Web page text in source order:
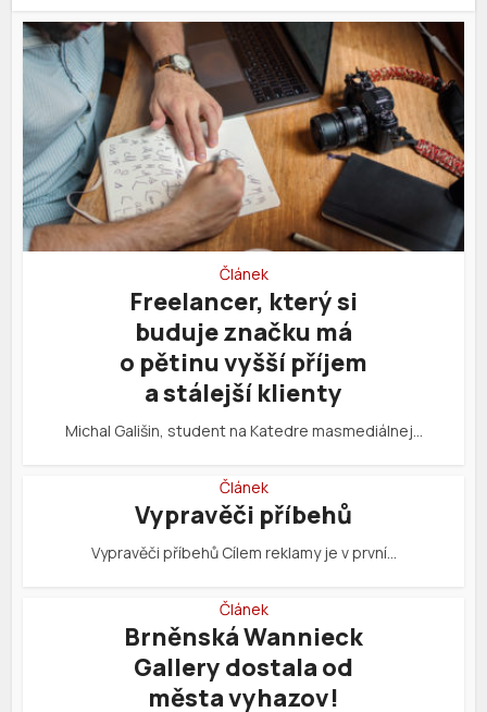
Článek
Freelancer, který si
buduje značku má
o pětinu vyšší příjem
a stálejší klienty
Michal Gališin, student na Katedre masmediálnej…
Článek
Vypravěči příbehů
Vypravěči příbehů Cílem reklamy je v první…
Článek
Brněnská Wannieck
Gallery dostala od
města vyhazov!